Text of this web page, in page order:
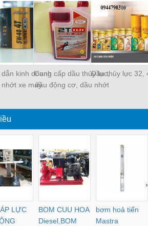
kinh doanh
nhớt xe máy
Cung cấp dầu thủy lực,
dầu động cơ, dầu nhớt
Dầu thủy lực 32,
LỰC
BOM CUU HOA
Diesel,BOM
bơm hoả tiển
Mastra
›